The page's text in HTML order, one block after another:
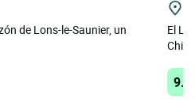
de Lons-le-Saunier, un
El